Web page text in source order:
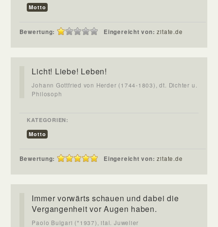
Motto
Bewertung: Eingereicht von:zitate.de
Licht! Liebe! Leben!
Johann Gottfried von Herder (1744-1803), dt. Dichter u.
Philosoph
KATEGORIEN:
Motto
Bewertung: Eingereicht von:zitate.de
Immer vorwärts schauen und dabei die
Vergangenheit vor Augen haben.
Paolo Bulgari (*1937), ital. Juwelier